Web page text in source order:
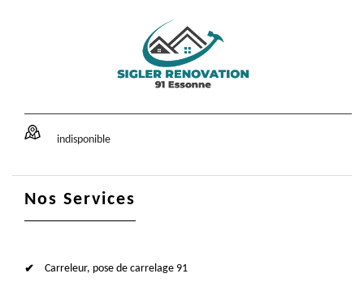
indisponible
Nos Services
Carreleur, pose de carrelage 91